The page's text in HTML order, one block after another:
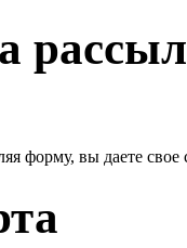
форму, вы даете